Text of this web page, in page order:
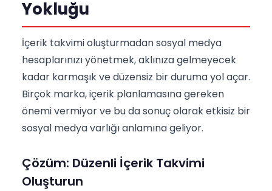
Yokluğu
İçerik takvimi oluşturmadan sosyal medya
hesaplarınızı yönetmek, aklınıza gelmeyecek
kadar karmaşık ve düzensiz bir duruma yol açar.
Birçok marka, içerik planlamasına gereken
önemi vermiyor ve bu da sonuç olarak etkisiz bir
sosyal medya varlığı anlamına geliyor.
Çözüm: Düzenli İçerik Takvimi
Oluşturun